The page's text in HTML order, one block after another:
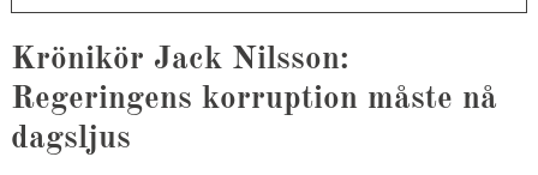
Krönikör Jack Nilsson:
Regeringens korruption måste nå
dagsljus